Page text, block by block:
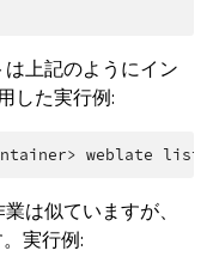
上記のようにイン
した実行例:
weblate
は似ていますが、
実行例: